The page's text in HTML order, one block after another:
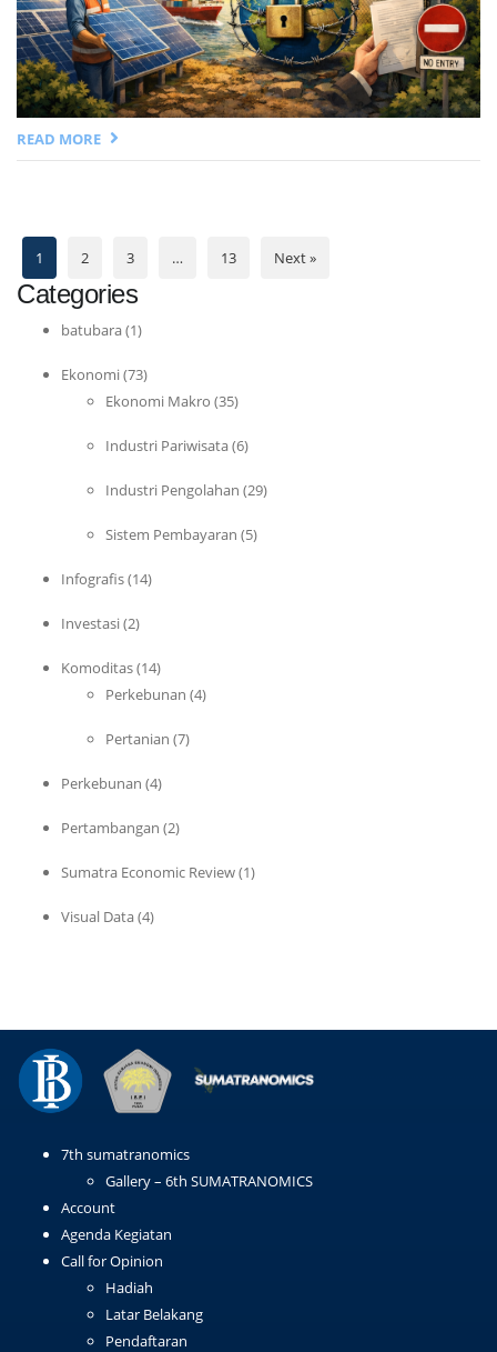
READ MORE
1 2 3 … 13 Next »
Categories
batubara(1)
Ekonomi(73)
Ekonomi Makro (35)
Industri Pariwisata(6)
Industri Pengolahan (29)
Sistem Pembayaran (5)
Infografis(14)
Investasi(2)
Komoditas(14)
Perkebunan (4)
Pertanian (7)
Perkebunan (4)
Pertambangan (2)
Sumatra Economic Review(1)
Visual Data(4)
7th sumatranomics
Gallery – 6th SUMATRANOMICS
Account
Agenda Kegiatan
Call for Opinion
Hadiah
Latar Belakang
Pendaftaran